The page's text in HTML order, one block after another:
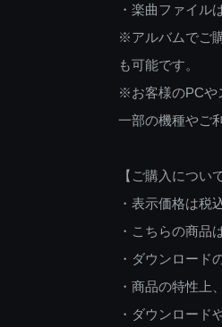
・楽曲ファイル
※アルバムでご
も可能です。
※お客様のPCや
一部の機種やご
【ご購入につい
・表示価格は税
・こちらの商品
・ダウンロード
・商品の特性上
・ダウンロード